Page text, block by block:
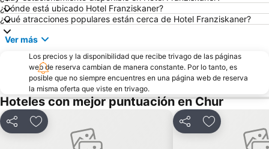
¿Dónde está ubicado Hotel Franziskaner?
¿Qué atracciones populares están cerca de Hotel Franziskaner?
Ver más
Los precios y la disponibilidad que recibe trivago de las páginas
web de reserva cambian de manera constante. Por lo tanto, es
posible que no siempre encuentres en una página web de reserva
la misma oferta que viste en trivago.
Hoteles con mejor puntuación en Chur
CompartirAgregar a favoritos CompartirAgregar a